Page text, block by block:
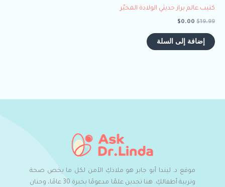
كتيب عالم براز حديثي الولادة المحيّر
$19.99
$0.00
إضافة إلى السلة
موقع د. ليندا أبو جابر هو ملاذكِ الآمن لكل ما يخص صحة
وتربية أطفالكِ. هنا تجدين علمًا مدعومًا بخبرة 30 عامًا، وحنان